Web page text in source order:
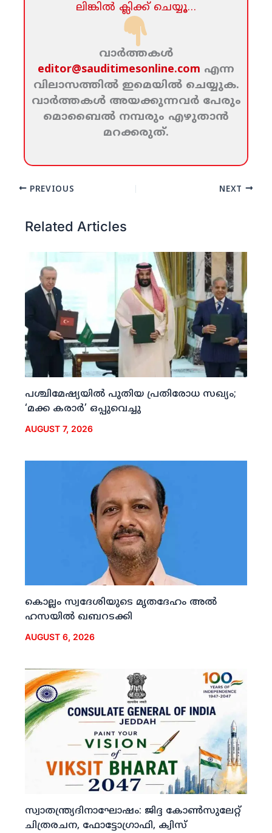
ലിങ്കില്‍ ക്ലിക്ക്‌ ചെയ്യൂ…
വാര്‍ത്തകള്‍
editor@sauditimesonline.com എന്ന
വിലാസത്തില്‍ ഇമെയില്‍ ചെയ്യുക.
വാര്‍ത്തകള്‍ അയക്കുന്നവര്‍ പേരും
മൊബൈല്‍ നമ്പരും എഴുതാന്‍
മറക്കരുത്‌.
PREVIOUS NEXT
Related Articles
പശ്ചിമേഷ്യയില്‍ പുതിയ പ്രതിരോധ സഖ്യം;
‘മക്ക കരാര്‍’ ഒപ്പുവെച്ചു
AUGUST 7, 2026
കൊല്ലം സ്വദേശിയുടെ മൃതദേഹം അല്‍
ഹസയില്‍ ഖബറടക്കി
AUGUST 6, 2026
സ്വാതന്ത്ര്യദിനാഘോഷം: ജിദ്ദ കോണ്‍സുലേറ്റ്
ചിത്രരചന, ഫോട്ടോഗ്രാഫി, ക്വിസ്